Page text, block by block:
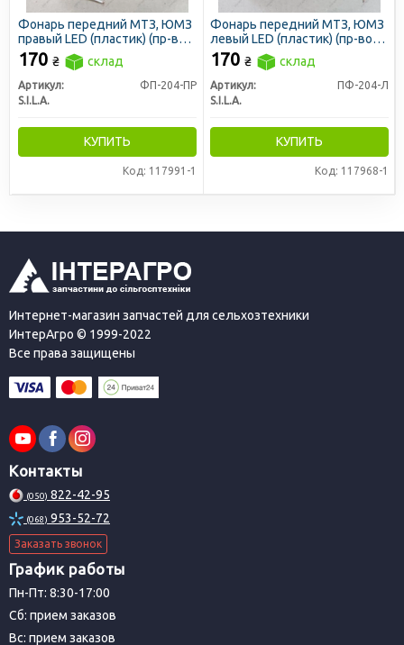
Фонарь передний МТЗ, ЮМЗ
правый LED (пластик) (пр-во
S.I.L.A. AC)
170 ₴ склад
Артикул:
ФП-204-ПР
S.I.L.A.
КУПИТЬ
Код: 117991-1
Фонарь передний МТЗ, ЮМЗ
левый LED (пластик) (пр-во
S.I.L.A. AC)
170 ₴ склад
Артикул:
ПФ-204-Л
S.I.L.A.
КУПИТЬ
Код: 117968-1
Интернет-магазин запчастей для сельхозтехники
ИнтерАгро © 1999-2022
Все права защищены
Контакты
(050) 822-42-95
(068) 953-52-72
Заказать звонок
График работы
Пн-Пт: 8:30-17:00
Сб: прием заказов
Вс: прием заказов